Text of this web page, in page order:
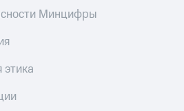
Минцифры